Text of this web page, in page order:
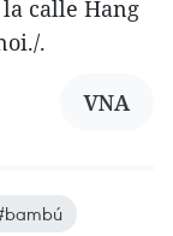
calle Hang
.
VNA